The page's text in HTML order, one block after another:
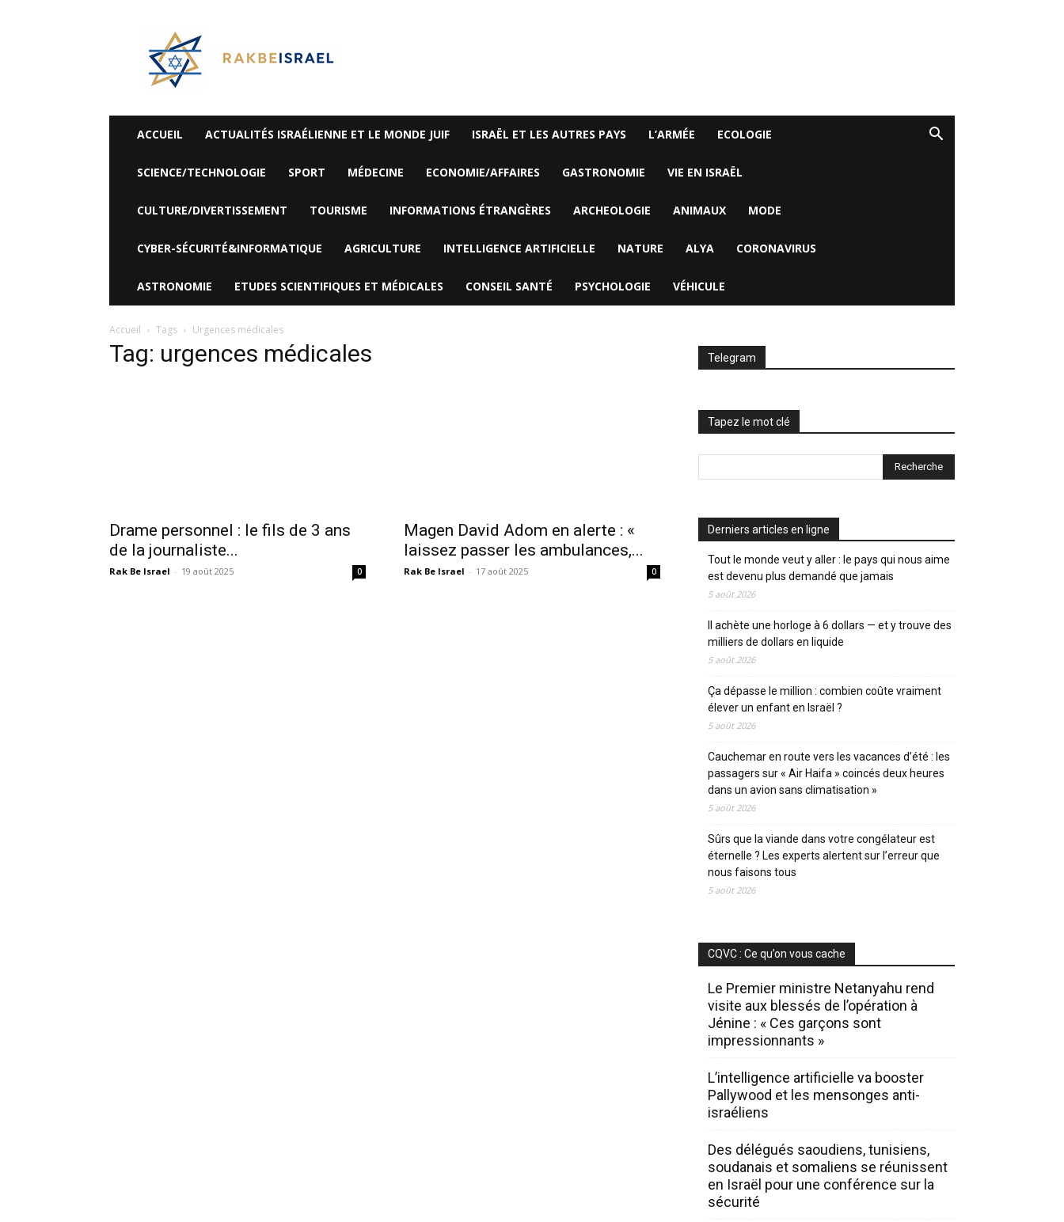
Rak
Be
Israel-
Alyaexpress-
News
ACCUEIL ACTUALITÉS ISRAÉLIENNE ET LE MONDE JUIF ISRAËL ET LES AUTRES PAYS L’ARMÉE ECOLOGIE
SCIENCE/TECHNOLOGIE SPORT MÉDECINE ECONOMIE/AFFAIRES GASTRONOMIE VIE EN ISRAËL
CULTURE/DIVERTISSEMENT TOURISME INFORMATIONS ÉTRANGÈRES ARCHEOLOGIE ANIMAUX MODE
CYBER-SÉCURITÉ&INFORMATIQUE AGRICULTURE INTELLIGENCE ARTIFICIELLE NATURE ALYA CORONAVIRUS
ASTRONOMIE ETUDES SCIENTIFIQUES ET MÉDICALES CONSEIL SANTÉ PSYCHOLOGIE VÉHICULE
Accueil Tags Urgences médicales
Tag: urgences médicales
Drame personnel : le fils de 3 ans
de la journaliste...
Rak Be Israel - 19 août 2025 0
Magen David Adom en alerte : «
laissez passer les ambulances,...
Rak Be Israel - 17 août 2025 0
Telegram
Tapez le mot clé
Derniers articles en ligne
Tout le monde veut y aller : le pays qui nous aime
est devenu plus demandé que jamais
5 août 2026
Il achète une horloge à 6 dollars — et y trouve des
milliers de dollars en liquide
5 août 2026
Ça dépasse le million : combien coûte vraiment
élever un enfant en Israël ?
5 août 2026
Cauchemar en route vers les vacances d’été : les
passagers sur « Air Haifa » coincés deux heures
dans un avion sans climatisation »
5 août 2026
Sûrs que la viande dans votre congélateur est
éternelle ? Les experts alertent sur l’erreur que
nous faisons tous
5 août 2026
CQVC : Ce qu’on vous cache
Le Premier ministre Netanyahu rend
visite aux blessés de l’opération à
Jénine : « Ces garçons sont
impressionnants »
L’intelligence artificielle va booster
Pallywood et les mensonges anti-
israéliens
Des délégués saoudiens, tunisiens,
soudanais et somaliens se réunissent
en Israël pour une conférence sur la
sécurité